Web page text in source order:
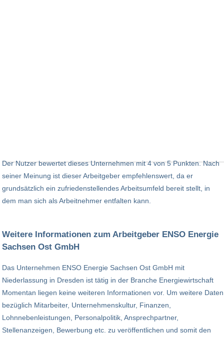
Der Nutzer bewertet dieses Unternehmen mit 4 von 5 Punkten. Nach
seiner Meinung ist dieser Arbeitgeber empfehlenswert, da er
grundsätzlich ein zufriedenstellendes Arbeitsumfeld bereit stellt, in
dem man sich als Arbeitnehmer entfalten kann.
Weitere Informationen zum Arbeitgeber ENSO Energie
Sachsen Ost GmbH
Das Unternehmen ENSO Energie Sachsen Ost GmbH mit
Niederlassung in Dresden ist tätig in der Branche Energiewirtschaft
Momentan liegen keine weiteren Informationen vor. Um weitere Daten
bezüglich Mitarbeiter, Unternehmenskultur, Finanzen,
Lohnnebenleistungen, Personalpolitik, Ansprechpartner,
Stellenanzeigen, Bewerbung etc. zu veröffentlichen und somit den